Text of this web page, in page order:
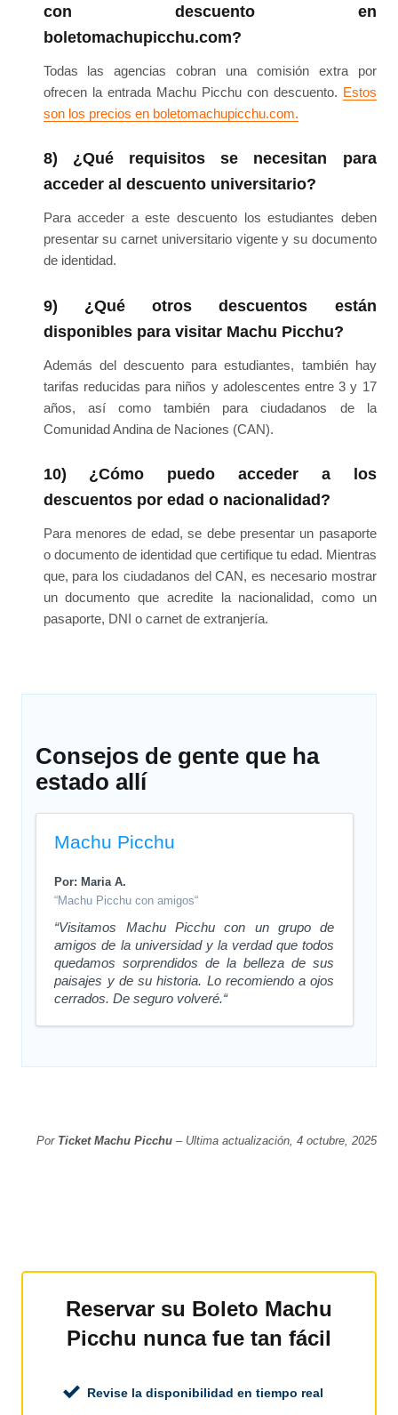
con descuento en
boletomachupicchu.com?
Todas las agencias cobran una comisión extra por
ofrecen la entrada Machu Picchu con descuento. Estos
son los precios en boletomachupicchu.com.
8) ¿Qué requisitos se necesitan para
acceder al descuento universitario?
Para acceder a este descuento los estudiantes deben
presentar su carnet universitario vigente y su documento
de identidad.
9) ¿Qué otros descuentos están
disponibles para visitar Machu Picchu?
Además del descuento para estudiantes, también hay
tarifas reducidas para niños y adolescentes entre 3 y 17
años, así como también para ciudadanos de la
Comunidad Andina de Naciones (CAN).
10) ¿Cómo puedo acceder a los
descuentos por edad o nacionalidad?
Para menores de edad, se debe presentar un pasaporte
o documento de identidad que certifique tu edad. Mientras
que, para los ciudadanos del CAN, es necesario mostrar
un documento que acredite la nacionalidad, como un
pasaporte, DNI o carnet de extranjería.
Consejos de gente que ha
estado allí
Machu Picchu
Por: Maria A.
“Machu Picchu con amigos“
“Visitamos Machu Picchu con un grupo de
amigos de la universidad y la verdad que todos
quedamos sorprendidos de la belleza de sus
paisajes y de su historia. Lo recomiendo a ojos
cerrados. De seguro volveré.“
Por Ticket Machu Picchu– Ultima actualización, 4 octubre, 2025
Reservar su Boleto Machu
Picchu nunca fue tan fácil
Revise la disponibilidad en tiempo real